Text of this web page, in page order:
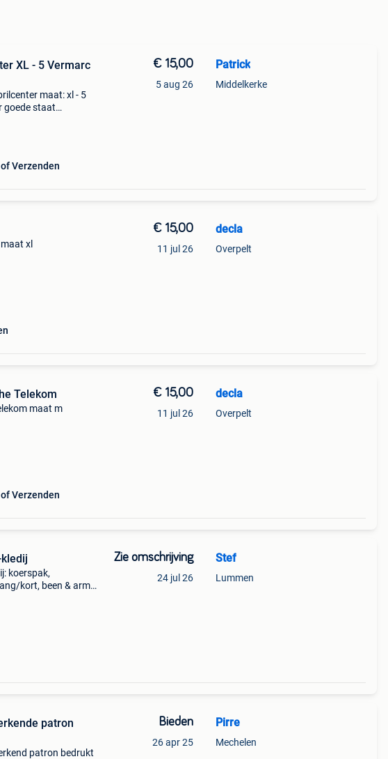
XL - 5 Vermarc
maat: xl - 5
goede staat
Verzenden
€ 15,00
5 aug 26
Patrick
Middelkerke
xl
€ 15,00
11 jul 26
decla
Overpelt
Telekom
maat m
Verzenden
€ 15,00
11 jul 26
decla
Overpelt
koerspak,
kort, been & arm
Zie omschrijving
24 jul 26
Stef
Lummen
patron bedrukt
Bieden
26 apr 25
Pirre
Mechelen